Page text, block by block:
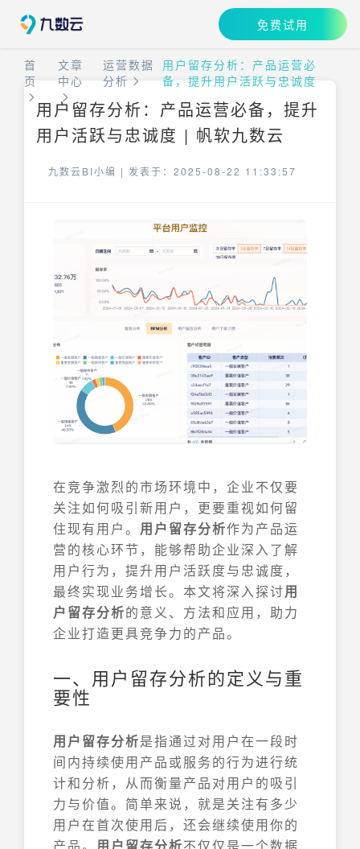
免费试用
首
页
文章
中心
运营数据
分析
用户留存分析：产品运营必
备，提升用户活跃与忠诚度
用户留存分析：产品运营必备，提升
用户活跃与忠诚度 | 帆软九数云
九数云BI小编 | 发表于：2025-08-22 11:33:57
在竞争激烈的市场环境中，企业不仅要
关注如何吸引新用户，更要重视如何留
住现有用户。 用户留存分析作为产品运
营的核心环节，能够帮助企业深入了解
用户行为，提升用户活跃度与忠诚度，
最终实现业务增长。本文将深入探讨用
户留存分析的意义、方法和应用，助力
企业打造更具竞争力的产品。
一、用户留存分析的定义与重
要性
用户留存分析是指通过对用户在一段时
间内持续使用产品或服务的行为进行统
计和分析，从而衡量产品对用户的吸引
力与价值。简单来说，就是关注有多少
用户在首次使用后，还会继续使用你的